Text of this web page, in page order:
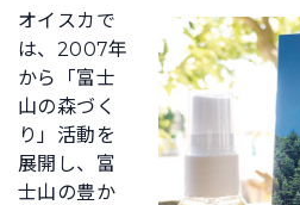
オイスカで
は、2007年
から「富士
山の森づく
り」活動を
展開し、富
士山の豊か